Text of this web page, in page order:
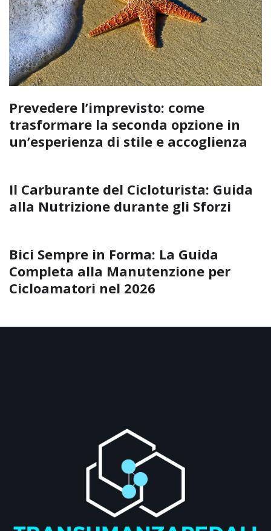
Prevedere l’imprevisto: come
trasformare la seconda opzione in
un’esperienza di stile e accoglienza
Il Carburante del Cicloturista: Guida
alla Nutrizione durante gli Sforzi
Bici Sempre in Forma: La Guida
Completa alla Manutenzione per
Cicloamatori nel 2026